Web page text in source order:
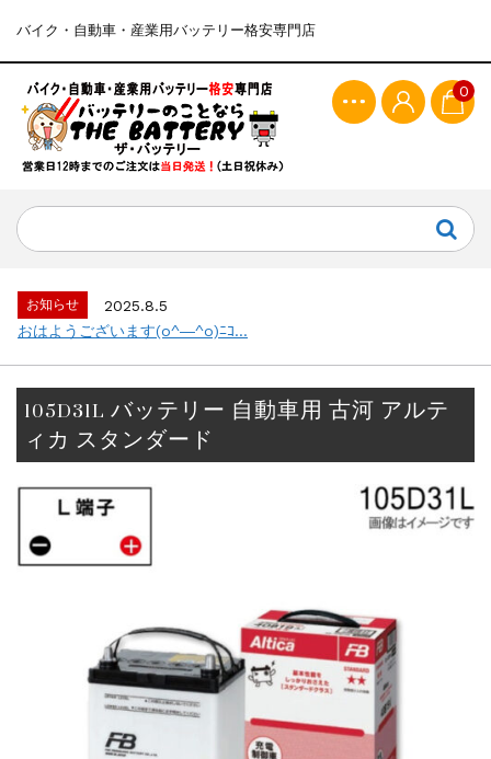
バイク・自動車・産業用バッテリー格安専門店
0
お知らせ
2025.8.5
おはようございます(o^―^o)ﾆｺ...
105D31L バッテリー 自動車用 古河 アルテ
ィカ スタンダード